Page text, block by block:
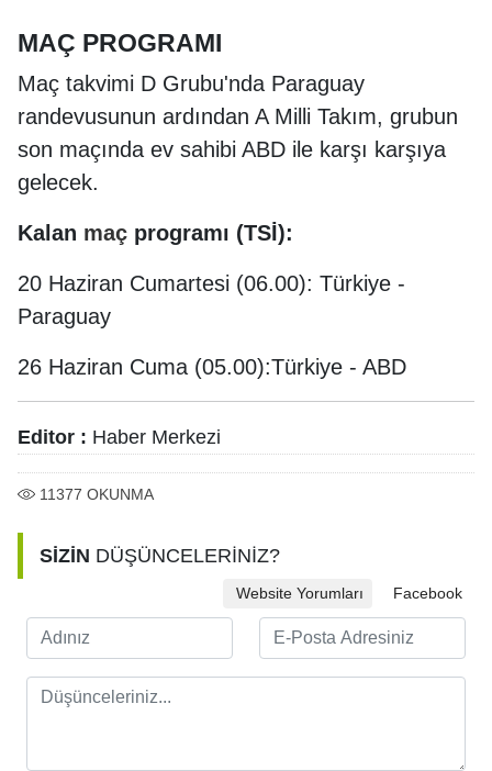
MAÇ PROGRAMI
Maç takvimi D Grubu'nda Paraguay
randevusunun ardından A Milli Takım, grubun
son maçında ev sahibi ABD ile karşı karşıya
gelecek.
Kalan maç programı (TSİ):
20 Haziran Cumartesi (06.00): Türkiye -
Paraguay
26 Haziran Cuma (05.00):Türkiye - ABD
Editor : Haber Merkezi
11377 OKUNMA
SİZİN DÜŞÜNCELERİNİZ?
Website Yorumları Facebook